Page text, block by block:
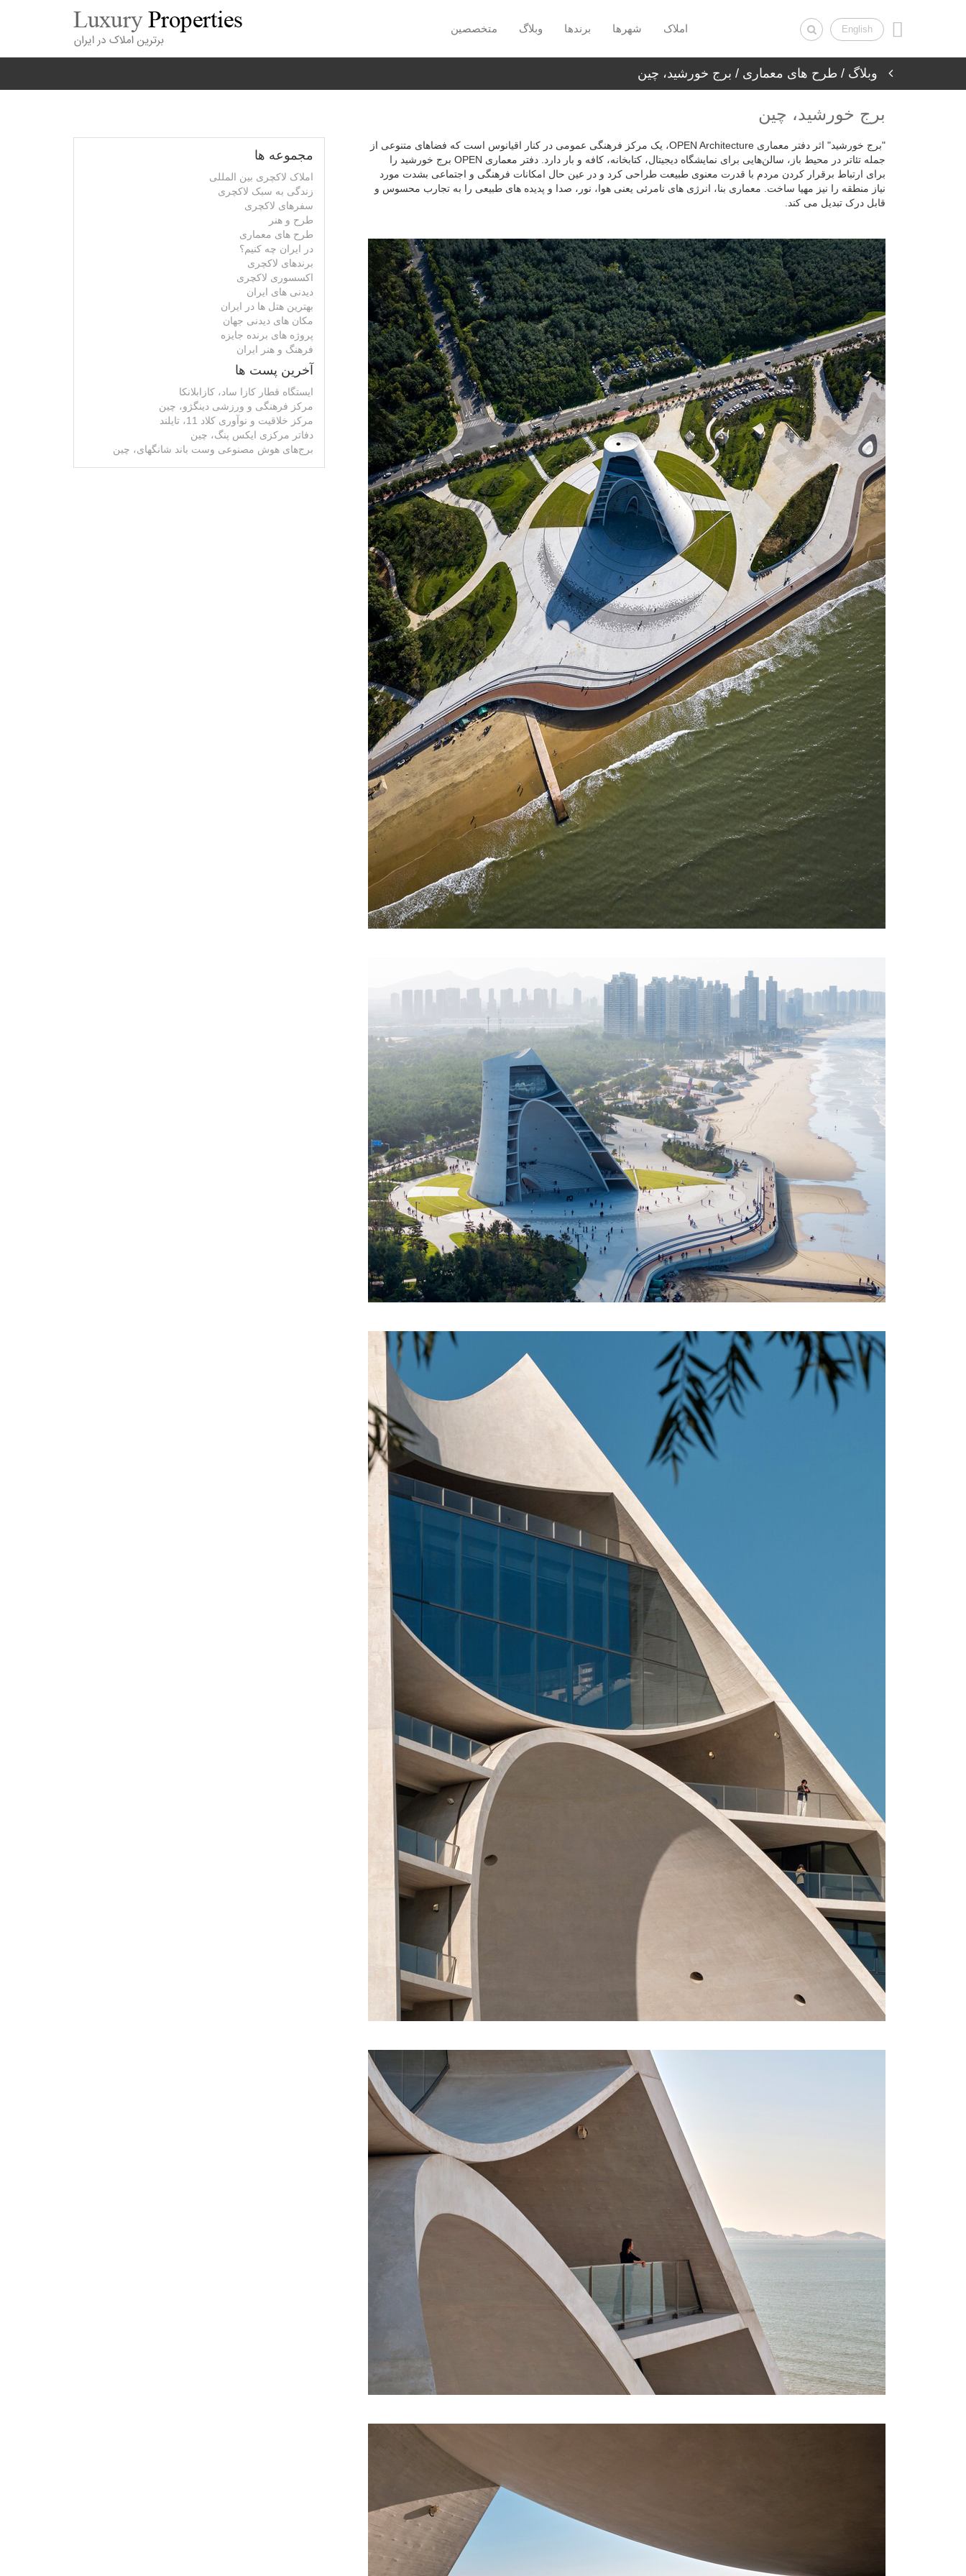
English متخصصین وبلاگ برندها شهرها املاک
وبلاگ / طرح های معماری / برج خورشید، چین
مجموعه ها
املاک لاکچری بین المللی
زندگی به سبک لاکچری
سفرهای لاکچری
طرح و هنر
طرح های معماری
در ایران چه کنیم؟
برندهای لاکچری
اکسسوری لاکچری
دیدنی های ایران
بهترین هتل ها در ایران
مکان های دیدنی جهان
پروژه های برنده جایزه
فرهنگ و هنر ایران
آخرین پست ها
ایستگاه قطار کازا ساد، کازابلانکا
مرکز فرهنگی و ورزشی دینگژو، چین
مرکز خلاقیت و نوآوری کلاد 11، تایلند
دفاتر مرکزی ایکس پنگ، چین
برج‌های هوش مصنوعی وست باند شانگهای، چین
برج خورشید، چین
"برج خورشید" اثر دفتر معماری OPEN Architecture، یک مرکز فرهنگی عمومی در کنار اقیانوس است که فضاهای متنوعی از
جمله تئاتر در محیط باز، سالن‌هایی برای نمایشگاه دیجیتال، کتابخانه، کافه و بار دارد. دفتر معماری OPEN برج خورشید را
برای ارتباط برقرار کردن مردم با قدرت معنوی طبیعت طراحی کرد و در عین حال امکانات فرهنگی و اجتماعی بشدت مورد
نیاز منطقه را نیز مهیا ساخت. معماری بنا، انرژی های نامرئی یعنی هوا، نور، صدا و پدیده های طبیعی را به تجارب محسوس و
قابل درک تبدیل می کند.